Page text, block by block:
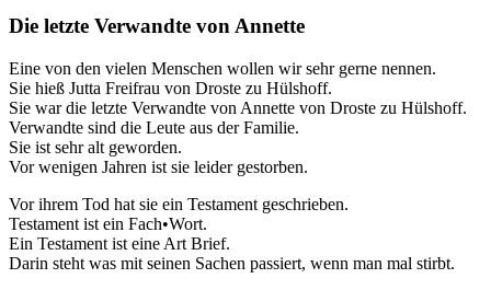
Die letzte Verwandte von Annette
Eine von den vielen Menschen wollen wir sehr gerne nennen.
Sie hieß Jutta Freifrau von Droste zu Hülshoff.
Sie war die letzte Verwandte von Annette von Droste zu Hülshoff.
Verwandte sind die Leute aus der Familie.
Sie ist sehr alt geworden.
Vor wenigen Jahren ist sie leider gestorben.
Vor ihrem Tod hat sie ein Testament geschrieben.
Testament ist ein Fach•Wort.
Ein Testament ist eine Art Brief.
Darin steht was mit seinen Sachen passiert, wenn man mal stirbt.